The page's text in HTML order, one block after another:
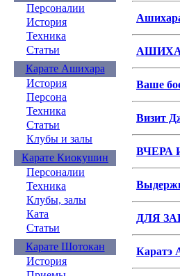
Персоналии
История
Техника
Статьи
Карате Ашихара
История
Персона
Техника
Статьи
Клубы и залы
Карате Киокушин
Персоналии
Техника
Клубы, залы
Ката
Статьи
Карате Шотокан
История
Ваше
Визит
ВЧЕРА
ДЛЯ
Каратэ